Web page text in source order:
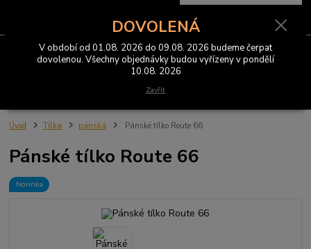
Menu
0 Kč
Úvod Tílka pánská Pánské tílko Route 66
Pánské tílko Route 66
Novinka
DOVOLENÁ
V období od 01.08. 2026 do 09.08. 2026 budeme čerpat
dovolenou. Všechny objednávky budou vyřízeny v pondělí
10.08. 2026
Zavřít